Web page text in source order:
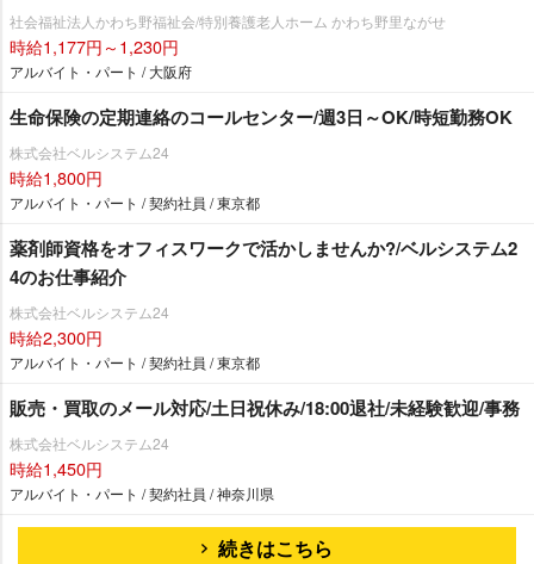
社会福祉法人かわち野福祉会/特別養護老人ホーム かわち野里ながせ
時給1,177円～1,230円
アルバイト・パート / 大阪府
生命保険の定期連絡のコールセンター/週3日～OK/時短勤務OK
株式会社ベルシステム24
時給1,800円
アルバイト・パート / 契約社員 / 東京都
薬剤師資格をオフィスワークで活かしませんか?/ベルシステム2
4のお仕事紹介
株式会社ベルシステム24
時給2,300円
アルバイト・パート / 契約社員 / 東京都
販売・買取のメール対応/土日祝休み/18:00退社/未経験歓迎/事務
株式会社ベルシステム24
時給1,450円
アルバイト・パート / 契約社員 / 神奈川県
続きはこちら